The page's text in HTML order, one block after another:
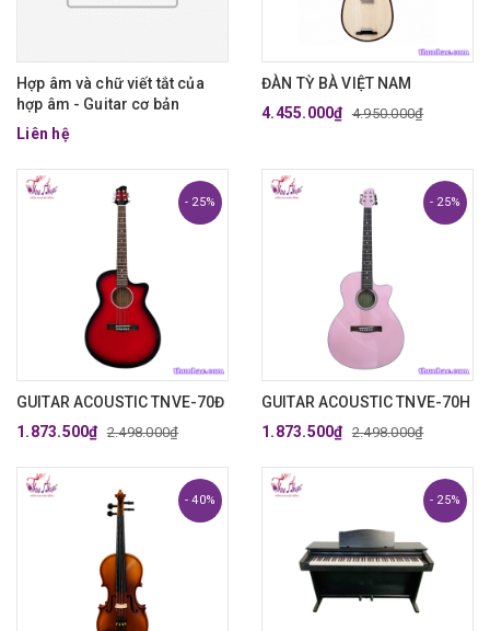
Hợp âm và chữ viết tắt của
hợp âm - Guitar cơ bản
Liên hệ
ĐÀN TỲ BÀ VIỆT NAM
4.455.000₫ 4.950.000₫
- 25%
GUITAR ACOUSTIC TNVE-70Đ
1.873.500₫ 2.498.000₫
- 25%
GUITAR ACOUSTIC TNVE-70H
1.873.500₫ 2.498.000₫
- 40% - 25%